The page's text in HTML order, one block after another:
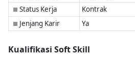
■ Status Kerja Kontrak
■ Jenjang Karir Ya
Kualifikasi Soft Skill